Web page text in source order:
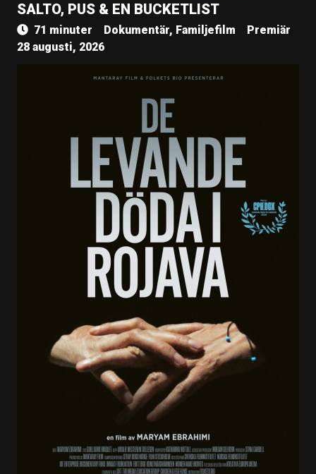
SALTO, PUS & EN BUCKETLIST
71 minuter Dokumentär, Familjefilm
Premiär
28 augusti, 2026